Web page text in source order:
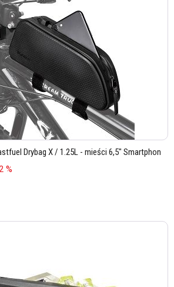
Drybag X / 1.25L - mieści 6,5" Smartphon
%